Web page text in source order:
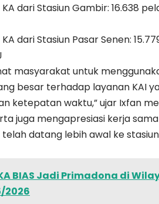
dari Stasiun Gambir: 16.638
dari Stasiun Pasar Senen:
masyarakat untuk
besar terhadap layanan KAI
ketepatan waktu,” ujar Ixfan
juga mengapresiasi kerja
datang lebih awal ke
BIAS Jadi Primadona di
2026